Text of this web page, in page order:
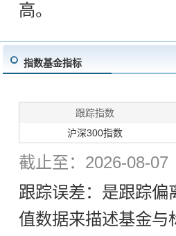
高。
指数基金指标
跟踪指数
沪深300指数
截止至：2026-08-07
跟踪误差：是跟踪
值数据来描述基金与